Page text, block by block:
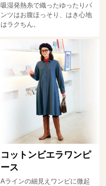
吸湿発熱糸で織ったゆったりパ
ンツはお腹ほっそり、はき心地
はラクちん。
コットンビエラワンピ
ース
Aラインの細見えワンピに微起